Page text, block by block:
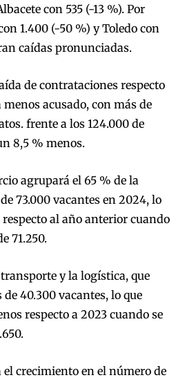
con 535 (-13 %). Por
1.400 (-50 %) y Toledo con
caídas pronunciadas.
de contrataciones respecto
acusado, con más de
frente a los 124.000 de
8,5 % menos.
agrupará el 65 % de la
73.000 vacantes en 2024, lo
al año anterior cuando
71.250.
y la logística, que
40.300 vacantes, lo que
respecto a 2023 cuando se
el crecimiento en el número de